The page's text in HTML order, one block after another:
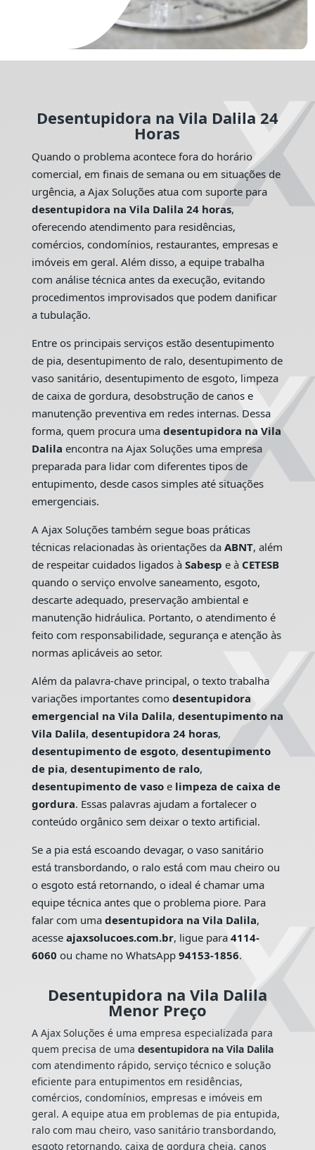
Desentupidora na Vila Dalila 24
Horas
Quando o problema acontece fora do horário
comercial, em finais de semana ou em situações de
urgência, a Ajax Soluções atua com suporte para
desentupidora na Vila Dalila 24 horas,
oferecendo atendimento para residências,
comércios, condomínios, restaurantes, empresas e
imóveis em geral. Além disso, a equipe trabalha
com análise técnica antes da execução, evitando
procedimentos improvisados que podem danificar
a tubulação.
Entre os principais serviços estão desentupimento
de pia, desentupimento de ralo, desentupimento de
vaso sanitário, desentupimento de esgoto, limpeza
de caixa de gordura, desobstrução de canos e
manutenção preventiva em redes internas. Dessa
forma, quem procura uma desentupidora na Vila
Dalila encontra na Ajax Soluções uma empresa
preparada para lidar com diferentes tipos de
entupimento, desde casos simples até situações
emergenciais.
A Ajax Soluções também segue boas práticas
técnicas relacionadas às orientações da ABNT, além
de respeitar cuidados ligados à Sabesp e à CETESB
quando o serviço envolve saneamento, esgoto,
descarte adequado, preservação ambiental e
manutenção hidráulica. Portanto, o atendimento é
feito com responsabilidade, segurança e atenção às
normas aplicáveis ao setor.
Além da palavra-chave principal, o texto trabalha
variações importantes como desentupidora
emergencial na Vila Dalila, desentupimento na
Vila Dalila, desentupidora 24 horas,
desentupimento de esgoto, desentupimento
de pia, desentupimento de ralo,
desentupimento de vasoe limpeza de caixa de
gordura. Essas palavras ajudam a fortalecer o
conteúdo orgânico sem deixar o texto artificial.
Se a pia está escoando devagar, o vaso sanitário
está transbordando, o ralo está com mau cheiro ou
o esgoto está retornando, o ideal é chamar uma
equipe técnica antes que o problema piore. Para
falar com uma desentupidora na Vila Dalila,
acesse ajaxsolucoes.com.br, ligue para 4114-
6060 ou chame no WhatsApp 94153-1856.
Desentupidora na Vila Dalila
Menor Preço
A Ajax Soluções é uma empresa especializada para
quem precisa de uma desentupidora na Vila Dalila
com atendimento rápido, serviço técnico e solução
eficiente para entupimentos em residências,
comércios, condomínios, empresas e imóveis em
geral. A equipe atua em problemas de pia entupida,
ralo com mau cheiro, vaso sanitário transbordando,
esgoto retornando, caixa de gordura cheia, canos